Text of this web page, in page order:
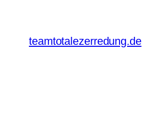
springenteamtotalezerredung.de